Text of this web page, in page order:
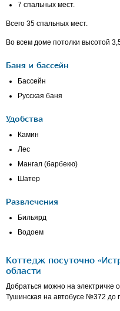
7 спальных мест.
Всего 35 спальных мест.
Во всем доме потолки высотой
Баня и бассейн
Бассейн
Русская баня
Удобства
Камин
Лес
Мангал (барбекю)
Шатер
Развлечения
Бильярд
Водоем
Коттедж посуточно
области
Добраться можно на электричке
Тушинская на автобусе №372 до